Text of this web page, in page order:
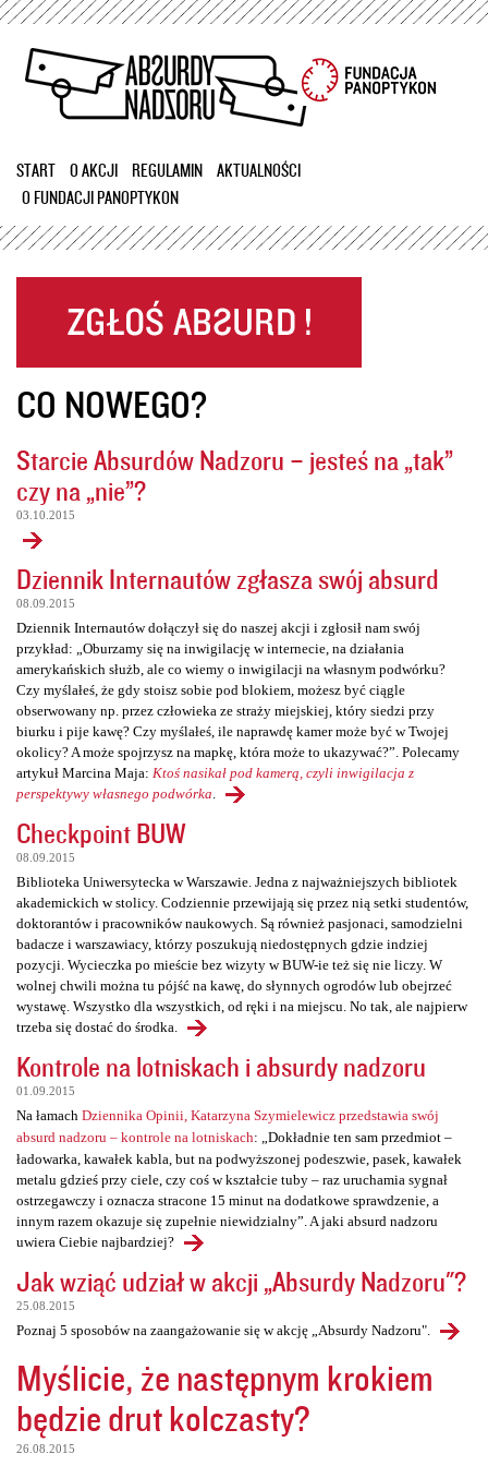
Przejdź
treści
START O AKCJI REGULAMIN
AKTUALNOŚCI
O FUNDACJI PANOPTYKON
CO NOWEGO?
Starcie Absurdów Nadzoru – jesteś na „tak”
czy na „nie”?
03.10.2015
Dziennik Internautów zgłasza swój absurd
08.09.2015
Dziennik Internautów dołączył się do naszej akcji i zgłosił nam swój
przykład: „Oburzamy się na inwigilację w internecie, na działania
amerykańskich służb, ale co wiemy o inwigilacji na własnym podwórku?
Czy myślałeś, że gdy stoisz sobie pod blokiem, możesz być ciągle
obserwowany np. przez człowieka ze straży miejskiej, który siedzi przy
biurku i pije kawę? Czy myślałeś, ile naprawdę kamer może być w Twojej
okolicy? A może spojrzysz na mapkę, która może to ukazywać?”. Polecamy
artykuł Marcina Maja: Ktoś nasikał pod kamerą, czyli inwigilacja z
perspektywy własnego podwórka
Checkpoint BUW
08.09.2015
Biblioteka Uniwersytecka w Warszawie. Jedna z najważniejszych bibliotek
akademickich w stolicy. Codziennie przewijają się przez nią setki studentów,
doktorantów i pracowników naukowych. Są również pasjonaci, samodzielni
badacze i warszawiacy, którzy poszukują niedostępnych gdzie indziej
pozycji. Wycieczka po mieście bez wizyty w BUW-ie też się nie liczy. W
wolnej chwili można tu pójść na kawę, do słynnych ogrodów lub obejrzeć
wystawę. Wszystko dla wszystkich, od ręki i na miejscu. No tak, ale najpierw
trzeba się dostać do środka.
Kontrole na lotniskach i absurdy nadzoru
01.09.2015
Na łamach Dziennika Opinii, Katarzyna Szymielewicz przedstawia swój
absurd nadzoru – kontrole na lotniskach: „Dokładnie ten sam przedmiot –
ładowarka, kawałek kabla, but na podwyższonej podeszwie, pasek, kawałek
metalu gdzieś przy ciele, czy coś w kształcie tuby – raz uruchamia sygnał
ostrzegawczy i oznacza stracone 15 minut na dodatkowe sprawdzenie, a
innym razem okazuje się zupełnie niewidzialny”. A jaki absurd nadzoru
uwiera Ciebie najbardziej?
Jak wziąć udział w akcji „Absurdy Nadzoru"?
25.08.2015
Poznaj 5 sposobów na zaangażowanie się w akcję „Absurdy Nadzoru".
Myślicie, że następnym krokiem
będzie drut kolczasty?
26.08.2015